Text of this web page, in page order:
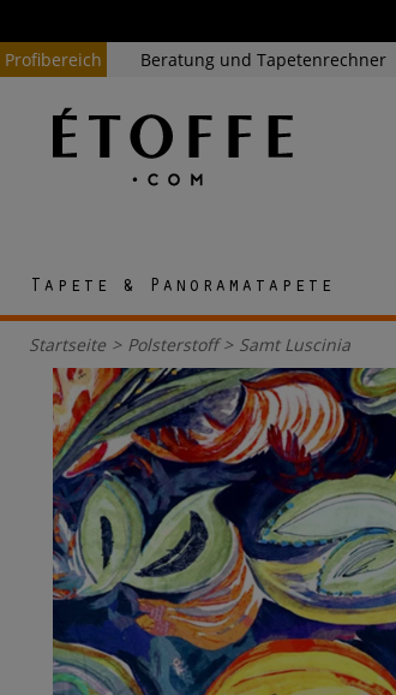
Profibereich
Beratung und Tapetenrechner
Tapete & Panoramatapete
Startseite > Polsterstoff > Samt Luscinia